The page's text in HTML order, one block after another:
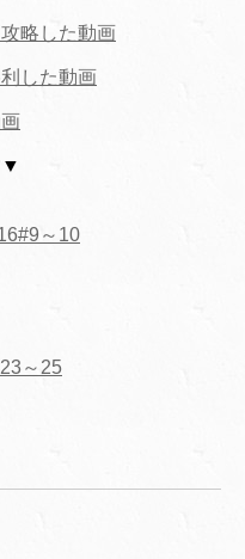
略した動画
した動画
▼
～10
～25